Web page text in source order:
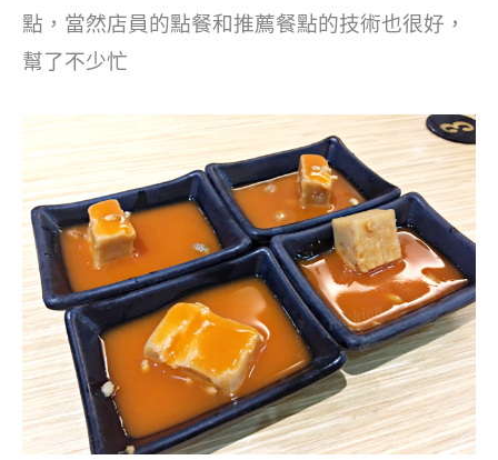
點，當然店員的點餐和推薦餐點的技術也很好，
幫了不少忙